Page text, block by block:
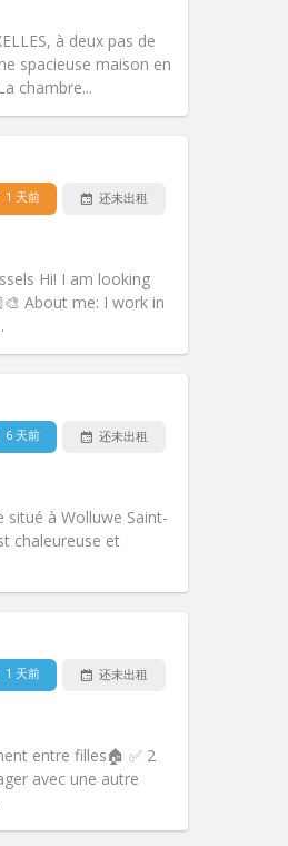
à deux pas de
spacieuse maison en
chambre...
1 天前 还未出租
Hi! I am looking
About me: I work in
6 天前 还未出租
situé à Wolluwe Saint-
chaleureuse et
安静
1 天前 还未出租
entre filles🏠 ✅ 2
avec une autre
安静